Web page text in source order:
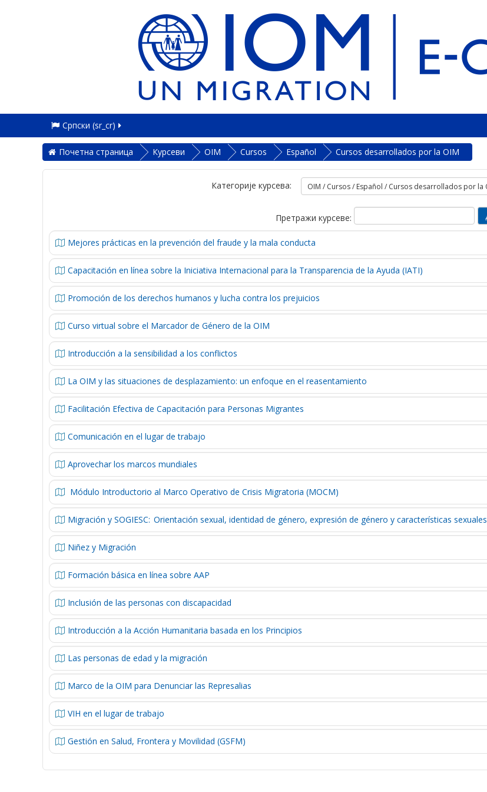
Српски ‎(sr_cr)‎
Почетна страница Курсеви OIM Cursos Español Cursos desarrollados por la OIM
Категорије курсева:
Претражи курсеве:
Mejores prácticas en la prevención del fraude y la mala conducta
Capacitación en línea sobre la Iniciativa Internacional para la Transparencia de la Ayuda (IATI)
Promoción de los derechos humanos y lucha contra los prejuicios
Curso virtual sobre el Marcador de Género de la OIM
Introducción a la sensibilidad a los conflictos
La OIM y las situaciones de desplazamiento: un enfoque en el reasentamiento
Facilitación Efectiva de Capacitación para Personas Migrantes
Comunicación en el lugar de trabajo
Aprovechar los marcos mundiales
Módulo Introductorio al Marco Operativo de Crisis Migratoria (MOCM)
Migración y SOGIESC: Orientación sexual, identidad de género, expresión de género y características sexuales
Niñez y Migración
Formación básica en línea sobre AAP
Inclusión de las personas con discapacidad
Introducción a la Acción Humanitaria basada en los Principios
Las personas de edad y la migración
Marco de la OIM para Denunciar las Represalias
VIH en el lugar de trabajo
Gestión en Salud, Frontera y Movilidad (GSFM)